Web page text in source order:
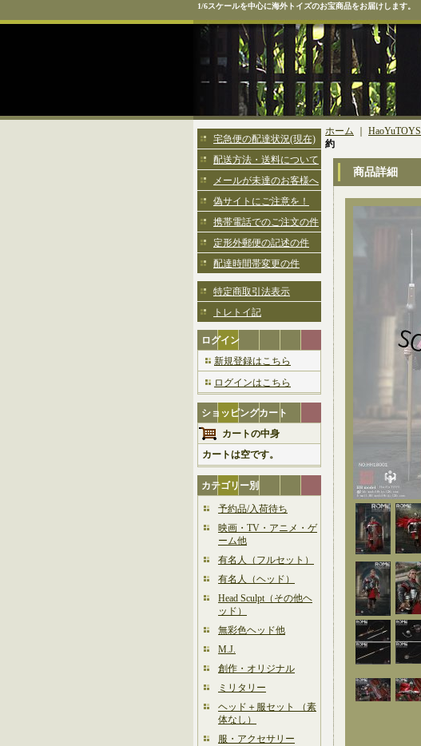
1/6スケールを中心に海外トイズのお宝商品をお届けします。
宅急便の配達状況(現在)
配送方法・送料について
メールが未達のお客様へ
偽サイトにご注意を！
携帯電話でのご注文の件
定形外郵便の記述の件
配達時間帯変更の件
特定商取引法表示
トレトイ記
ログイン
新規登録はこちら
ログインはこちら
ショッピングカート
カートの中身
カートは空です。
カテゴリー別
予約品/入荷待ち
映画・TV・アニメ・ゲ
ーム他
有名人（フルセット）
有名人（ヘッド）
Head Sculpt（その他ヘ
ッド）
無彩色ヘッド他
M.J.
創作・オリジナル
ミリタリー
ヘッド＋服セット （素
体なし）
服・アクセサリー
ホーム HaoYuTOYS
約
商品詳細